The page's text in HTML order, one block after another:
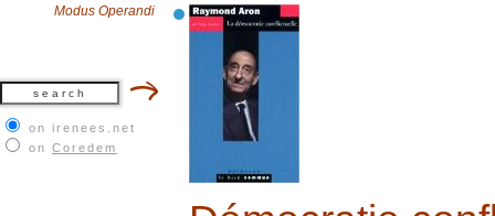
Modus Operandi
on irenees.net
on Coredem